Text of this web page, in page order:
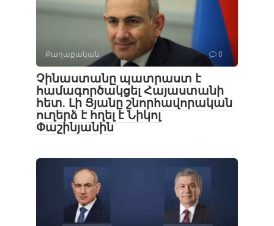
Քաղաքական 0
Չինաստանը պատրաստ է
համագործակցել Հայաստանի
հետ․ Լի Ցյանը շնորհավորական
ուղերձ է հղել է Նիկոլ
Փաշինյանին